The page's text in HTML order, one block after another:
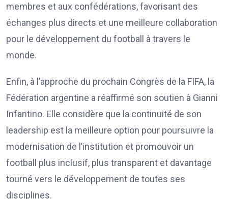
membres et aux confédérations, favorisant des
échanges plus directs et une meilleure collaboration
pour le développement du football à travers le
monde.
Enfin, à l’approche du prochain Congrès de la FIFA, la
Fédération argentine a réaffirmé son soutien à Gianni
Infantino. Elle considère que la continuité de son
leadership est la meilleure option pour poursuivre la
modernisation de l’institution et promouvoir un
football plus inclusif, plus transparent et davantage
tourné vers le développement de toutes ses
disciplines.